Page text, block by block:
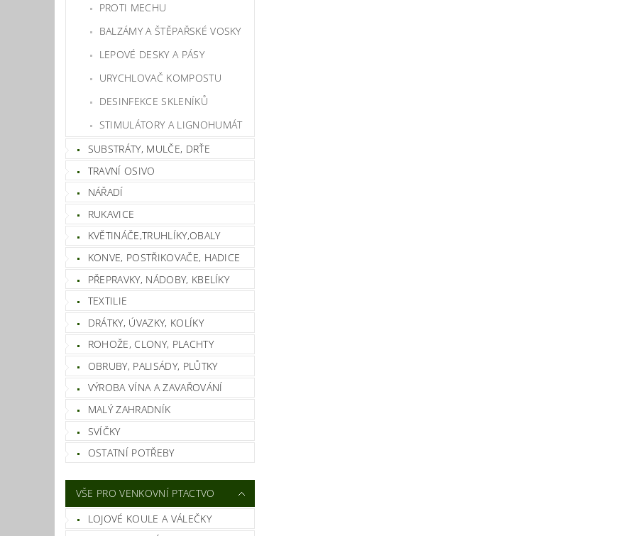
PROTI MECHU
BALZÁMY A ŠTĚPAŘSKÉ VOSKY
LEPOVÉ DESKY A PÁSY
URYCHLOVAČ KOMPOSTU
DESINFEKCE SKLENÍKŮ
STIMULÁTORY A LIGNOHUMÁT
SUBSTRÁTY, MULČE, DRŤE
TRAVNÍ OSIVO
NÁŘADÍ
RUKAVICE
KVĚTINÁČE,TRUHLÍKY,OBALY
KONVE, POSTŘIKOVAČE, HADICE
PŘEPRAVKY, NÁDOBY, KBELÍKY
TEXTILIE
DRÁTKY, ÚVAZKY, KOLÍKY
ROHOŽE, CLONY, PLACHTY
OBRUBY, PALISÁDY, PLŮTKY
VÝROBA VÍNA A ZAVAŘOVÁNÍ
MALÝ ZAHRADNÍK
SVÍČKY
OSTATNÍ POTŘEBY
VŠE PRO VENKOVNÍ PTACTVO
LOJOVÉ KOULE A VÁLEČKY